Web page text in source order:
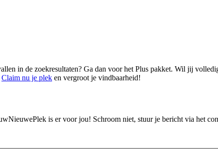
in de zoekresultaten? Ga dan voor het Plus pakket. Wil jij
Claim nu je plek en vergroot je vindbaarheid!
is er voor jou! Schroom niet, stuur je bericht via het